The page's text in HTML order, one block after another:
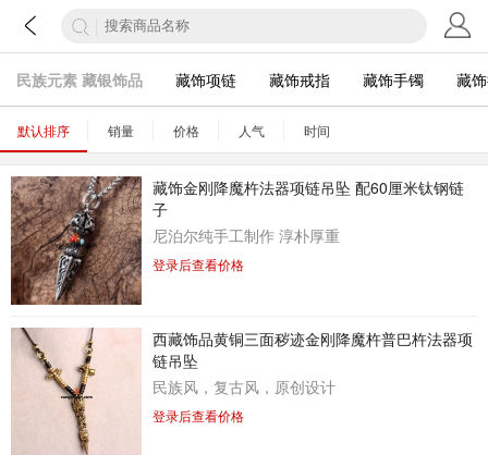
民族元素 藏银饰品 藏饰项链 藏饰戒指 藏饰手镯 藏
默认排序 销量 价格 人气 时间
藏饰金刚降魔杵法器项链吊坠 配60厘米钛钢链
子
尼泊尔纯手工制作 淳朴厚重
登录后查看价格
西藏饰品黄铜三面秽迹金刚降魔杵普巴杵法器项
链吊坠
民族风，复古风，原创设计
登录后查看价格